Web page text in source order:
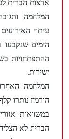
ארצות הברית
המלחמה,
הימים שנקבעו
ההתפתחויות
ישירות.
המלחמה
הורמוז נותרו
במשוואות
הברית לא